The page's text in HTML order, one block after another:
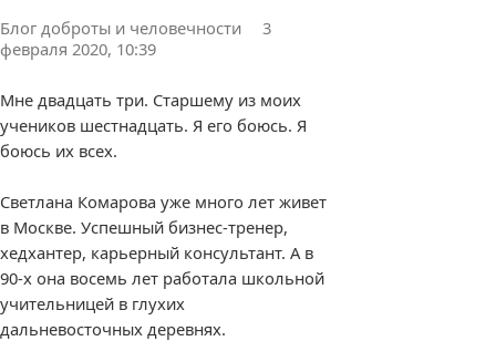
Блог доброты и человечности
3
февраля 2020, 10:39
Мне двадцать три. Старшему из моих
учеников шестнадцать. Я его боюсь. Я
боюсь их всех.
Светлана Комарова уже много лет живет
в Москве. Успешный бизнес-тренер,
хедхантер, карьерный консультант. А в
90-х она восемь лет работала школьной
учительницей в глухих
дальневосточных деревнях.